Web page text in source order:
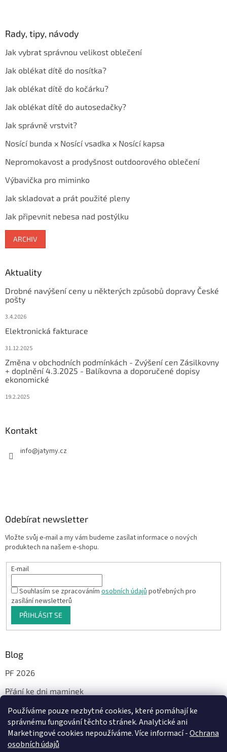
Používáme pouze nezbytné cookies, které pomáhají ke
správnému fungování těchto stránek. Analytické ani
Marketingové cookies nepoužíváme. Více informací -Ochrana
osobních údajů
Rady, tipy, návody
Jak vybrat správnou velikost oblečení
Jak oblékat dítě do nosítka?
Jak oblékat dítě do kočárku?
Jak oblékat dítě do autosedačky?
Jak správně vrstvit?
Nosící bunda x Nosící vsadka x Nosící kapsa
Nepromokavost a prodyšnost outdoorového oblečení
Výbavička pro miminko
Jak skladovat a prát použité pleny
Jak připevnit nebesa nad postýlku
ARCHIV
Aktuality
Drobné navýšení ceny u některých způsobů dopravy České
pošty
3.4.2026
Elektronická fakturace
31.12.2025
Změna v obchodních podmínkách - Zvýšení cen Zásilkovny
+ doplnění 4.3.2025 - Balíkovna a doporučené dopisy
ekonomické
19.2.2025
Kontakt
info@jatymy.cz
Odebírat newsletter
Vložte svůj e-mail a my vám budeme zasílat informace o nových
produktech na našem e-shopu.
E-mail
Souhlasím se zpracovánímosobních údajůpotřebných pro
zasílání newsletterů
PŘIHLÁSIT SE
Blog
PF 2026
Přání ke dni maminek
Facebook